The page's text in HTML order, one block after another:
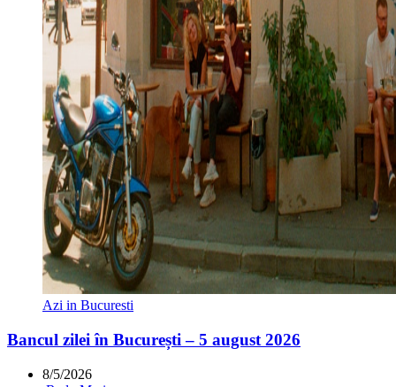
Azi in Bucuresti
Bancul zilei în București – 5 august 2026
8/5/2026